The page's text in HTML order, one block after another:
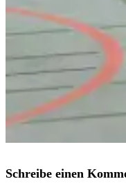
Schreibe einen